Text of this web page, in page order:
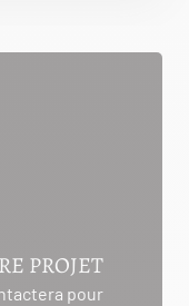
PROJET
pour